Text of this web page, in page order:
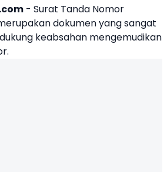
- Surat Tanda Nomor
dokumen yang sangat
keabsahan mengemudikan